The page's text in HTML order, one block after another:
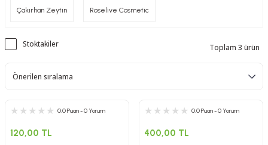
Çakırhan Zeytin Roselive Cosmetic
Stoktakiler Toplam 3 ürün
0.0 Puan - 0 Yorum
120,00 TL
0.0 Puan - 0 Yorum
400,00 TL